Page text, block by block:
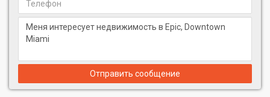
Отправить сообщение